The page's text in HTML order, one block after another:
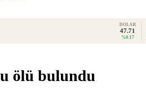
DOLAR
47.71
%0.17
ölü bulundu